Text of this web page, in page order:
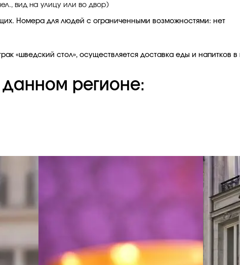
вид на улицу или во двор)
Номера для людей с ограниченными возможностями: нет
«шведский стол», осуществляется доставка еды и напитков
данном регионе: